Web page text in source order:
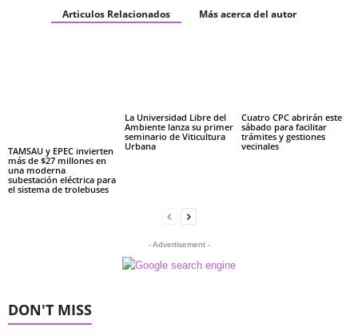
Articulos Relacionados Más acerca del autor
TAMSAU y EPEC invierten
más de $27 millones en
una moderna
subestación eléctrica para
el sistema de trolebuses
La Universidad Libre del
Ambiente lanza su primer
seminario de Viticultura
Urbana
Cuatro CPC abrirán este
sábado para facilitar
trámites y gestiones
vecinales
- Advertisement -
DON'T MISS